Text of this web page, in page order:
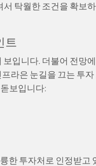
서 탁월한 조건을 확보
트
입니다. 더불어 전망
라은 눈길을 끄는 투자
보입니다:
한 투자처로 인정받고